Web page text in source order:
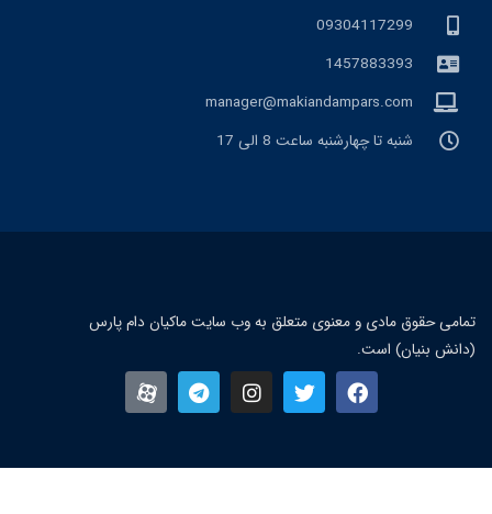
09304117299
1457883393
manager@makiandampars.com
شنبه تا چهارشنبه ساعت 8 الی 17
حقوق مادی و معنوی متعلق به وب سایت ماکیان دام پارس
بنیان) است.